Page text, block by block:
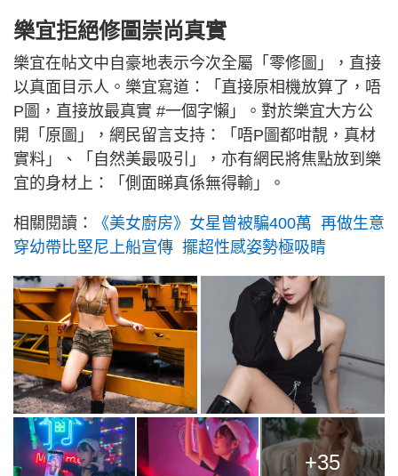
樂宜拒絕修圖崇尚真實
樂宜在帖文中自豪地表示今次全屬「零修圖」，直接
以真面目示人。樂宜寫道：「直接原相機放算了，唔
P圖，直接放最真實 #一個字懶」。對於樂宜大方公
開「原圖」，網民留言支持：「唔P圖都咁靚，真材
實料」、「自然美最吸引」，亦有網民將焦點放到樂
宜的身材上：「側面睇真係無得輸」。
相關閱讀：
《美女廚房》女星曾被騙400萬 再做生意
穿幼帶比堅尼上船宣傳 擺超性感姿勢極吸睛
+35